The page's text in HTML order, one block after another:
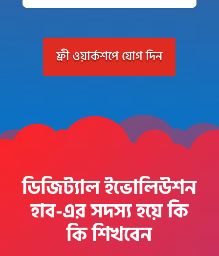
ফ্রী ওয়ার্কশপে যোগ দিন
ডিজিট্যাল ইভোলিউশন
হাব-এর সদস্য হয়ে কি
কি শিখবেন